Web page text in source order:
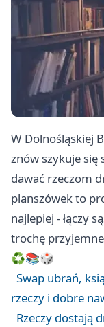
W Dolnośląskiej
znów szykuje się
dawać rzeczom
planszówek to
najlepiej - łączy
trochę
♻️📚🎲
Swap ubrań,
rzeczy i dobre
Rzeczy dostają